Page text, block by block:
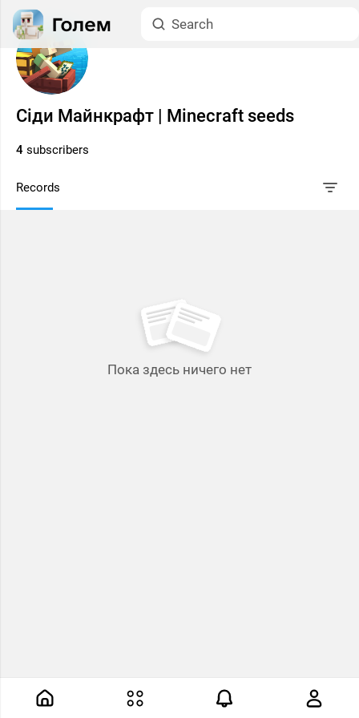
Сіди Майнкрафт | Minecraft seeds
4 subscribers
Records
Пока здесь ничего нет